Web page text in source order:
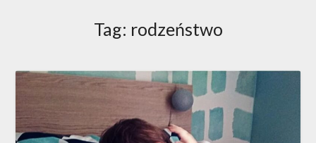
Tag: rodzeństwo